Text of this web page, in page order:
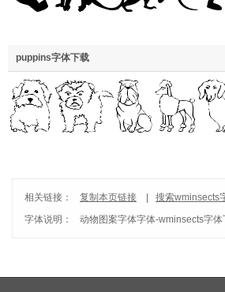
puppins字体下载
相关链接： 复制本页链接
搜索wminsects
字体说明：
动物图案字体字体-wminsects字体